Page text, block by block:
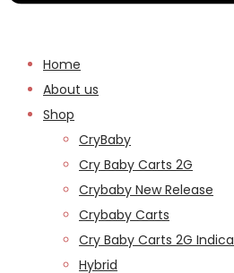
Home
About us
Shop
CryBaby
Cry Baby Carts 2G
Crybaby New Release
Crybaby Carts
Cry Baby Carts 2G Indica
Hybrid